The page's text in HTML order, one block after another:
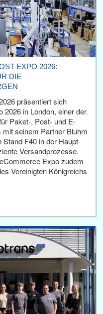
EXPO 2026:
DIE
präsentiert sich
2026 in London, einer der
Paket-, Post- und E-
seinem Partner Bluhm
Stand F40 in der Haupt­
Versandprozesse.
Expo zudem
Vereinigten Königreichs